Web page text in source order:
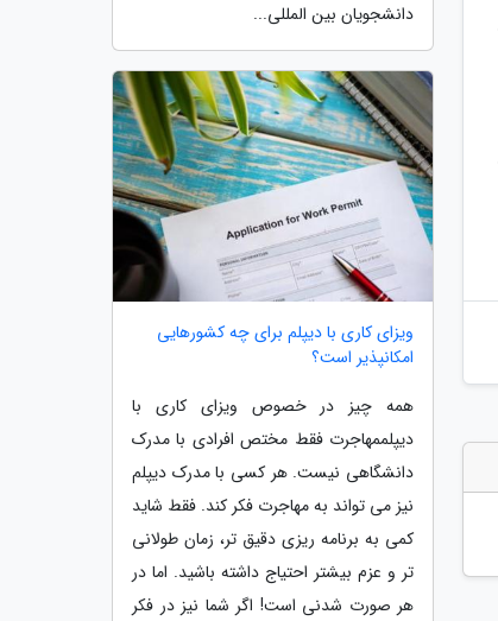
دانشجویان بین المللی...
ویزای کاری با دیپلم برای چه کشورهایی
امکانپذیر است؟
همه چیز در خصوص ویزای کاری با
دیپلممهاجرت فقط مختص افرادی با مدرک
دانشگاهی نیست. هر کسی با مدرک دیپلم
نیز می تواند به مهاجرت فکر کند. فقط شاید
کمی به برنامه ریزی دقیق تر، زمان طولانی
تر و عزم بیشتر احتیاج داشته باشید. اما در
هر صورت شدنی است! اگر شما نیز در فکر